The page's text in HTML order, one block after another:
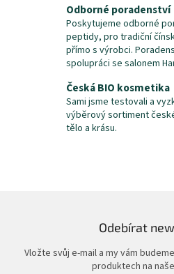
í
p
r
v
k
v
ý
p
Odborné poradenství
Poskytujeme odborné
peptidy, pro tradiční
přímo s výrobci.
spolupráci se salonem
Česká BIO kosmetika
Sami jsme testovali a
výběrový sortiment
tělo a krásu.
Odebírat
Vložte svůj e-mail a my vám
produktech na